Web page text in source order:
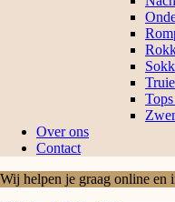
Over ons
Contact
Wij helpen je graag online en